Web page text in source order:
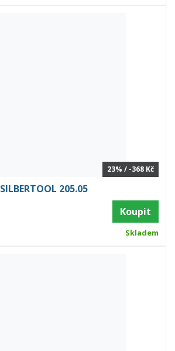
23% / -368 Kč
SILBERTOOL 205.05
Koupit
Skladem